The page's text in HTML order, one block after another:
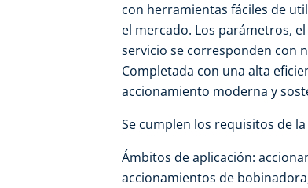
con herramientas fáciles de
el mercado. Los parámetros,
servicio se corresponden con
Completada con una alta
accionamiento moderna y
Se cumplen los requisitos de
Ámbitos de aplicación:
accionamientos de